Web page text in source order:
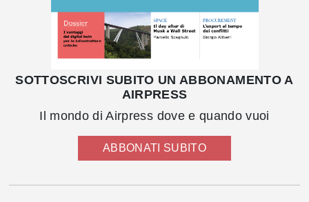
SOTTOSCRIVI SUBITO UN ABBONAMENTO A
AIRPRESS
Il mondo di Airpress dove e quando vuoi
ABBONATI SUBITO